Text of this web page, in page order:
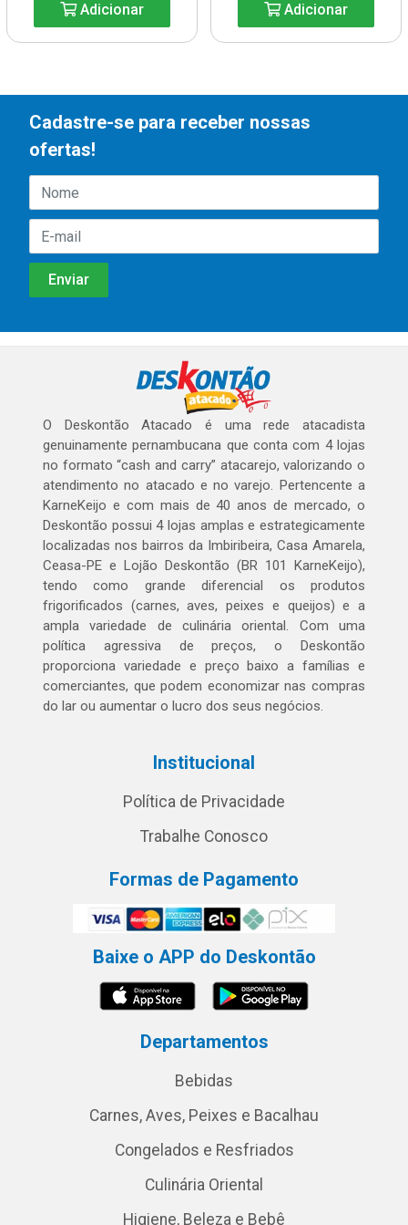
Adicionar Adicionar
Cadastre-se para receber nossas
ofertas!
O Deskontão Atacado é uma rede atacadista
genuinamente pernambucana que conta com 4 lojas
no formato “cash and carry” atacarejo, valorizando o
atendimento no atacado e no varejo. Pertencente a
KarneKeijo e com mais de 40 anos de mercado, o
Deskontão possui 4 lojas amplas e estrategicamente
localizadas nos bairros da Imbiribeira, Casa Amarela,
Ceasa-PE e Lojão Deskontão (BR 101 KarneKeijo),
tendo como grande diferencial os produtos
frigorificados (carnes, aves, peixes e queijos) e a
ampla variedade de culinária oriental. Com uma
política agressiva de preços, o Deskontão
proporciona variedade e preço baixo a famílias e
comerciantes, que podem economizar nas compras
do lar ou aumentar o lucro dos seus negócios.
Institucional
Política de Privacidade
Trabalhe Conosco
Formas de Pagamento
Baixe o APP do Deskontão
Departamentos
Bebidas
Carnes, Aves, Peixes e Bacalhau
Congelados e Resfriados
Culinária Oriental
Higiene, Beleza e Bebê